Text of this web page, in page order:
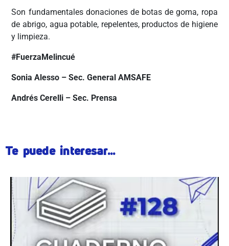
Son fundamentales donaciones de botas de goma, ropa
de abrigo, agua potable, repelentes, productos de higiene
y limpieza.
#FuerzaMelincué
Sonia Alesso – Sec. General AMSAFE
Andrés Cerelli – Sec. Prensa
Te puede interesar...